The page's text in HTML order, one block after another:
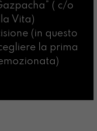
( c/o
Vita)
(in questo
la prima